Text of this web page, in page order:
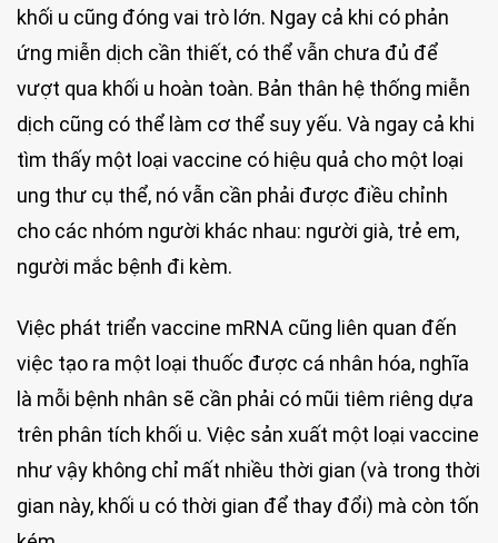
khối u cũng đóng vai trò lớn. Ngay cả khi có phản
ứng miễn dịch cần thiết, có thể vẫn chưa đủ để
vượt qua khối u hoàn toàn. Bản thân hệ thống miễn
dịch cũng có thể làm cơ thể suy yếu. Và ngay cả khi
tìm thấy một loại vaccine có hiệu quả cho một loại
ung thư cụ thể, nó vẫn cần phải được điều chỉnh
cho các nhóm người khác nhau: người già, trẻ em,
người mắc bệnh đi kèm.
Việc phát triển vaccine mRNA cũng liên quan đến
việc tạo ra một loại thuốc được cá nhân hóa, nghĩa
là mỗi bệnh nhân sẽ cần phải có mũi tiêm riêng dựa
trên phân tích khối u. Việc sản xuất một loại vaccine
như vậy không chỉ mất nhiều thời gian (và trong thời
gian này, khối u có thời gian để thay đổi) mà còn tốn